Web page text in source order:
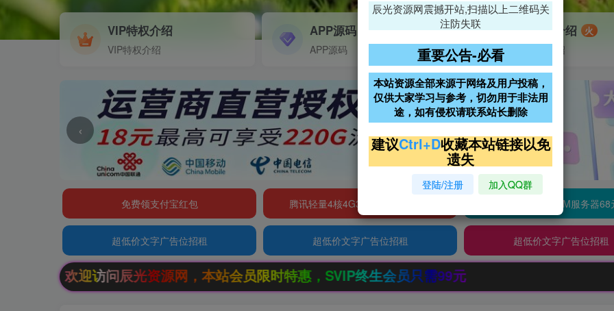
VIP特权介绍
VIP特权介绍
APP源码
APP源码
VIP特权介绍 火
VIP特权介绍
‹
免费领支付宝红包 腾讯轻量4核4G3M服务器38元/年 阿里云2核2G200M服务器
超低价文字广告位招租 超低价文字广告位招租 超低价文字广告位招租
光资源网，本站会员限时特惠，SVIP终生会员只需99元
辰光资源网震撼开站,扫描以上二维码关
注防失联
重要公告-必看
本站资源全部来源于网络及用户投稿，
仅供大家学习与参考，切勿用于非法用
途，如有侵权请联系站长删除
建议Ctrl+D收藏本站链接以免
遗失
登陆/注册 加入QQ群